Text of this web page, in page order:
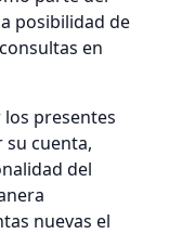
posibilidad de
en
presentes
su cuenta,
del
nuevas el